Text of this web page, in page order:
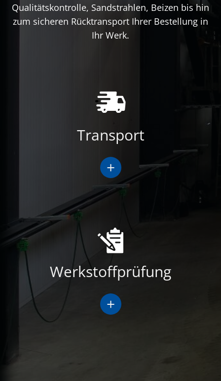
Qualitätskontrolle, Sandstrahlen, Beizen bis hin
zum sicheren Rücktransport Ihrer Bestellung in
Ihr Werk.
Transport
+
Werkstoffprüfung
+